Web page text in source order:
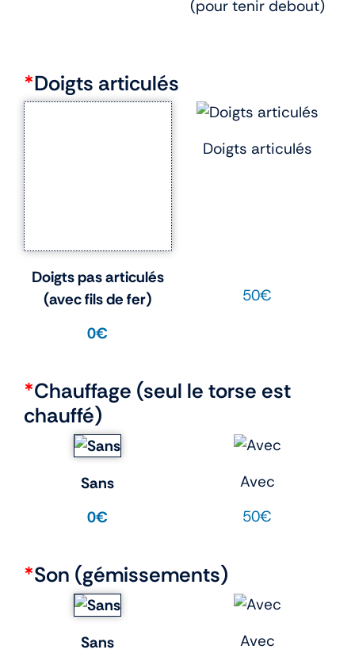
(pour tenir debout)
*Doigts articulés
Doigts pas articulés
(avec fils de fer)
0€
Doigts articulés
50€
*Chauffage (seul le torse est
chauffé)
Sans
0€
Avec
50€
*Son (gémissements)
Sans
Avec